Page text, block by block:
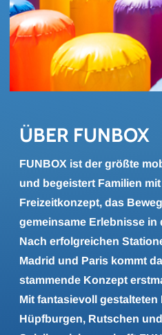
ÜBER FUN­BOX
FUNBOX ist der größte
und begeistert Familien
Freizeitkonzept, das
gemeinsame Erlebnisse in
Nach erfolgreichen
Madrid und Paris kommt
stammende Konzept
Mit fantasievoll
Hüpfburgen, Rutschen